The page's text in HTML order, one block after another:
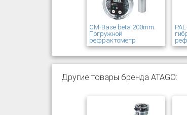
CM-Base beta 200mm.
Погружной
рефрактометр
Другие товары бренда ATAGO: